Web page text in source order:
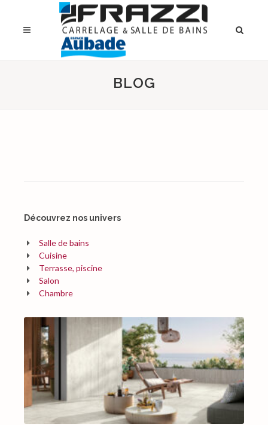
BLOG
Découvrez nos univers
Salle de bains
Cuisine
Terrasse, piscine
Salon
Chambre